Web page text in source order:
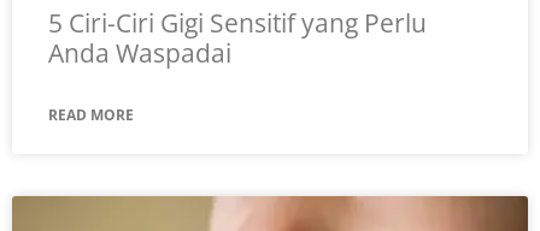
5 Ciri-Ciri Gigi Sensitif yang Perlu
Anda Waspadai
READ MORE